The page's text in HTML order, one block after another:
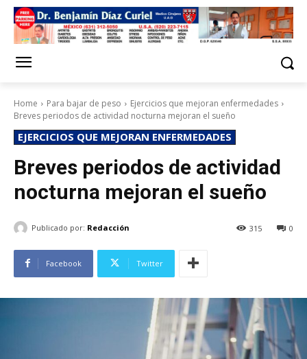
Home Para bajar de peso
Ejercicios que mejoran enfermedades
Breves periodos de actividad nocturna mejoran el sueño
EJERCICIOS QUE MEJORAN ENFERMEDADES
Breves periodos de actividad
nocturna mejoran el sueño
Publicado por: Redacción 0
315
Facebook Twitter